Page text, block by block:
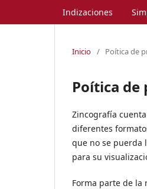
Indizaciones
Inicio / Poítica de
Poítica de
Zincografía
diferentes
que no se puerda
para su
Forma parte de la